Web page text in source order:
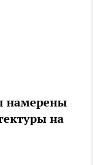
намерены
на